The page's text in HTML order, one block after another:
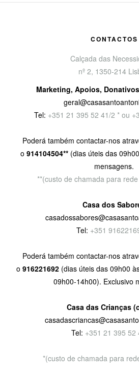
CONTACTOS
Calçada das
nº 2, 1350-214
Marketing, Apoios,
Tel: +351 21 395 52 41/2 * ou
Poderá também contactar-nos
o 914104504** (dias úteis das
mensagens.
**(custo de chamada para
Casa dos
Tel: +351
Poderá também contactar-nos
o 916221692 (dias úteis das 09h00
09h00-14h00). Exclusivo
Casa das Crianças
Tel: +351 21 395 52
*(custo de chamada para